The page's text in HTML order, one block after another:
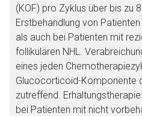
(KOF) pro Zyklus über bis zu
Erstbehandlung von
als auch bei Patienten mit
follikulären NHL.
eines jeden
Glucocorticoid-Komponente
zutreffend.
bei Patienten mit nicht